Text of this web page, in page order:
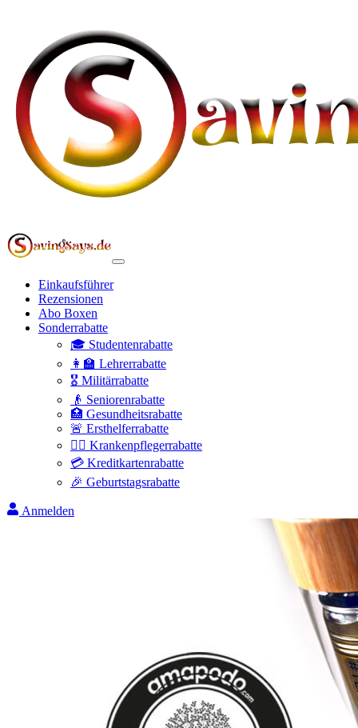
Einkaufsführer
Rezensionen
Abo Boxen
Sonderrabatte
🎓 Studentenrabatte
👩‍🏫 Lehrerrabatte
🎖️ Militärrabatte
👴 Seniorenrabatte
🏥 Gesundheitsrabatte
🚨 Ersthelferrabatte
👩‍⚕️ Krankenpflegerrabatte
💳 Kreditkartenrabatte
🎉 Geburtstagsrabatte
Anmelden